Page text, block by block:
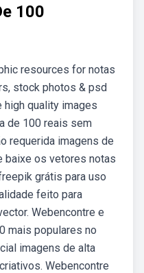
100
resources for notas
stock photos & psd
quality images
de 100 reais sem
requerida imagens de
baixe os vetores notas
grátis para uso
feito para
Webencontre e
mais populares no
imagens de alta
Webencontre